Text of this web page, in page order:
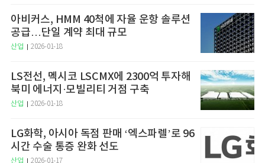
아비커스, HMM 40척에 자율 운항 솔루션
공급…단일 계약 최대 규모
산업 2026-01-18
LS전선, 멕시코 LSCMX에 2300억 투자해
북미 에너지·모빌리티 거점 구축
산업 2026-01-18
LG화학, 아시아 독점 판매 ‘엑스파렐’로 96
시간 수술 통증 완화 선도
산업 2026-01-17